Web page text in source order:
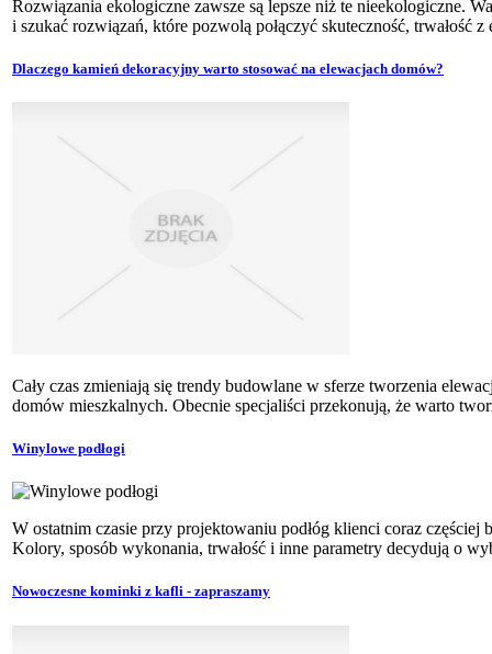
Rozwiązania ekologiczne zawsze są lepsze niż te nieekologiczne.
i szukać rozwiązań, które pozwolą połączyć skuteczność, trwałość
Dlaczego kamień dekoracyjny warto stosować na elewacjach domów?
Cały czas zmieniają się trendy budowlane w sferze tworzenia
domów mieszkalnych. Obecnie specjaliści przekonują, że warto
Winylowe podłogi
W ostatnim czasie przy projektowaniu podłóg klienci coraz
Kolory, sposób wykonania, trwałość i inne parametry decydują o
Nowoczesne kominki z kafli - zapraszamy